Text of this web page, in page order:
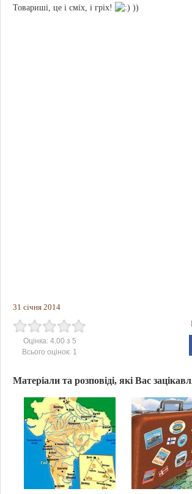
Товариші, це і сміх, і гріх! ))
31 січня 2014
Оцінка: 4.00 з 5
Всього оцінок: 1
Матеріали та розповіді, які Вас